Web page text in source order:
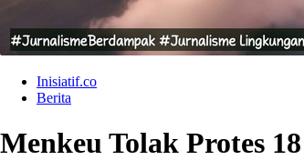
Inisiatif.co
Berita
Menkeu Tolak Protes